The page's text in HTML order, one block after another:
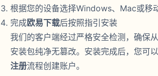
根据您的设备选择Windows、Mac或移
完成欧易下载后按照指引安装
我们的客户端经过严格安全检测，确保从
安装包纯净无篡改。安装完成后，您可
注册流程创建账户。